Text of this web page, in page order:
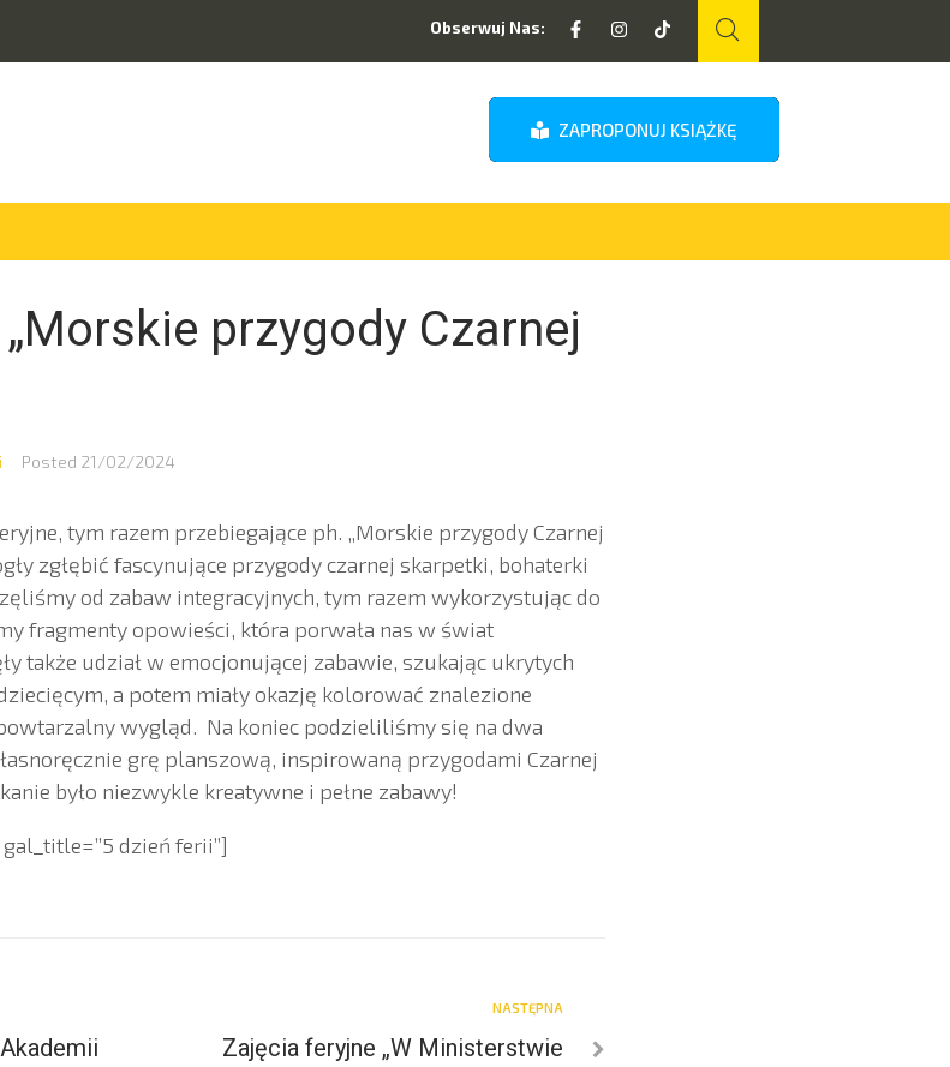
Obserwuj Nas:
ZAPROPONUJ KSIĄŻKĘ
przygody Czarnej
Posted 21/02/2024
tym razem przebiegające ph. „Morskie przygody Czarnej
zgłębić fascynujące przygody czarnej skarpetki, bohaterki
od zabaw integracyjnych, tym razem wykorzystując do
fragmenty opowieści, która porwała nas w świat
także udział w emocjonującej zabawie, szukając ukrytych
a potem miały okazję kolorować znalezione
wygląd. Na koniec podzieliliśmy się na dwa
grę planszową, inspirowaną przygodami Czarnej
było niezwykle kreatywne i pełne zabawy!
dzień ferii”]
NASTĘPNA
Zajęcia feryjne „W Ministerstwie